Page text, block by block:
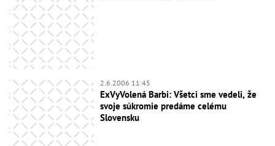
2.6.2006 11:45
ExVyVolená Barbi: Všetci sme vedeli, že
svoje súkromie predáme celému
Slovensku